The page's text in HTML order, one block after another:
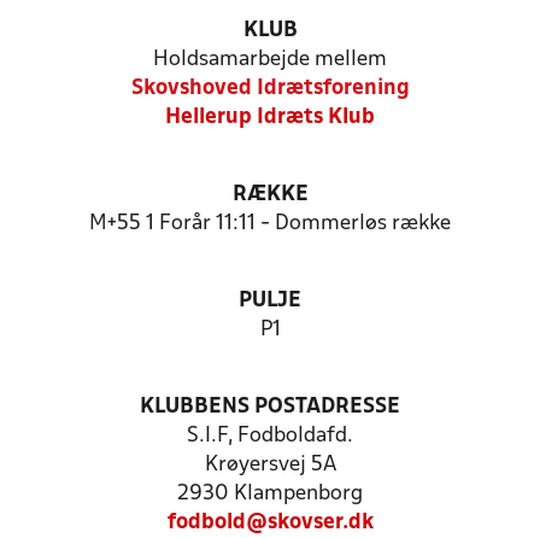
KLUB
Holdsamarbejde mellem
Skovshoved Idrætsforening
Hellerup Idræts Klub
RÆKKE
M+55 1 Forår 11:11 - Dommerløs række
PULJE
P1
KLUBBENS POSTADRESSE
S.I.F, Fodboldafd.
Krøyersvej 5A
2930 Klampenborg
fodbold@skovser.dk